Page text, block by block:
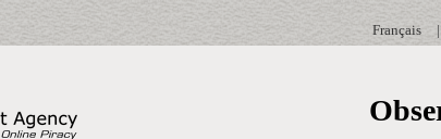
|
Français